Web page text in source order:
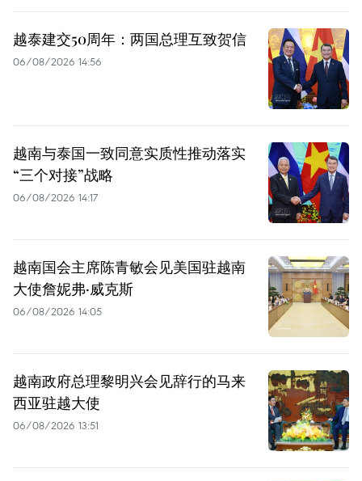
越泰建交50周年：两国总理互致贺信
06/08/2026 14:56
越南与泰国一致同意实质性推动落实
“三个对接”战略
06/08/2026 14:17
越南国会主席陈青敏会见美国驻越南
大使詹妮弗·威克斯
06/08/2026 14:05
越南政府总理黎明兴会见辞行的马来
西亚驻越大使
06/08/2026 13:51